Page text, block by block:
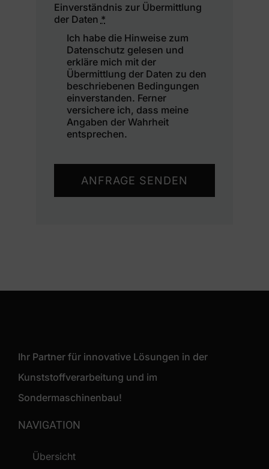
Einverständnis zur Übermittlung
der Daten *
Ich habe die Hinweise zum
Datenschutz gelesen und
erkläre mich mit der
Übermittlung der Daten zu den
beschriebenen Bedingungen
einverstanden. Ferner
versichere ich, dass meine
Angaben der Wahrheit
entsprechen.
ANFRAGE SENDEN
Ihr Partner für innovative Lösungen in der
Kunststoffverarbeitung und im
Sondermaschinenbau!
NAVIGATION
Übersicht